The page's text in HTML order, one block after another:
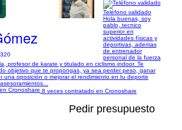
Teléfono validado
Hola buenas, soy
pablo, tecnico
superior en
actividades físicas y
deportivas, ademas
de entrenador
personal de la fuerza
profesor de karate y titulado en ciclismo indoor. Te
objetivo que te propongas, ya sea perder peso, ganar
una oposición o mejorar el rendimiento en tu deporte
8 veces contratado en Cronoshare
Pedir presupuesto